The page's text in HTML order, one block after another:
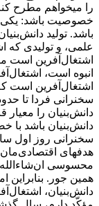
را میخواهم مطرح
خصوصیت باشد: یکی
باشد. تولید
علمی، و تولیدی که
اشتغال‌آفرین است
انبوه است،
اشتغال‌آفرین است
سخنرانی فردا تا
دانش‌بنیان را معیار
دانش‌بنیان باشد با
سخنرانی روز اول
هدفهای
محسوسی
همین جور. بنابراین
دانش‌بنیان،